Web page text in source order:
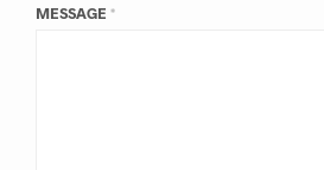
MESSAGE *